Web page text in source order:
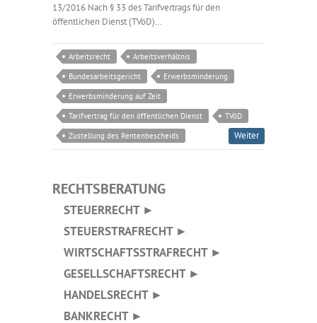
13/2016 Nach § 33 des Tarifvertrags für den
öffentlichen Dienst (TVöD)…
Arbeitsrecht
Arbeitsverhältnis
Bundesarbeitsgericht
Erwerbsminderung
Erwerbsminderung auf Zeit
Tarifvertrag für den öffentlichen Dienst
TVöD
Zustellung des Rentenbescheids
Weiter
RECHTSBERATUNG
STEUERRECHT ►
STEUERSTRAFRECHT ►
WIRTSCHAFTSSTRAFRECHT ►
GESELLSCHAFTSRECHT ►
HANDELSRECHT ►
BANKRECHT ►